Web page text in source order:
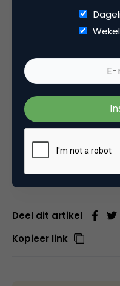
Marketingfacts
trotse
Podcast
of kijk op
Tekst en foto: ZIGT
Deel dit artikel
Kopieer link